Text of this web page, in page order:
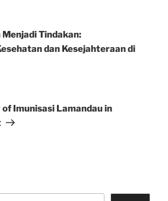
Tindakan:
dan Kesejahteraan di
Imunisasi Lamandau in